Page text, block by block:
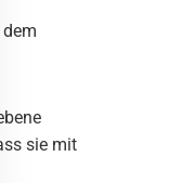
sie mit